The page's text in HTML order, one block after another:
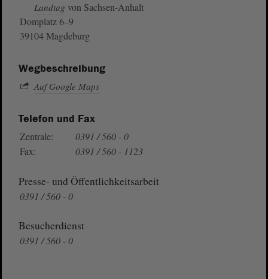
Landtag von Sachsen-Anhalt
Domplatz 6–9
39104 Magdeburg
Wegbeschreibung
Auf Google Maps
Telefon und Fax
Zentrale:
0391 / 560 - 0
Fax:
0391 / 560 - 1123
Presse- und Öffentlichkeitsarbeit
0391 / 560 - 0
Besucherdienst
0391 / 560 - 0